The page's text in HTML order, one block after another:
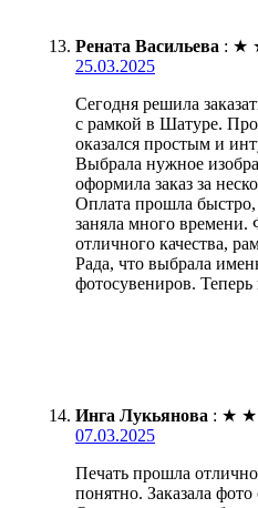
Рената Васильева : ★
25.03.2025
Сегодня решила
с рамкой в Шатуре.
оказался простым и
Выбрала нужное
оформила заказ за
Оплата прошла быстро,
заняла много времени.
отличного качества,
Рада, что выбрала
фотосувениров.
Инга Лукьянова : ★ ★
07.03.2025
Печать прошла
понятно. Заказала